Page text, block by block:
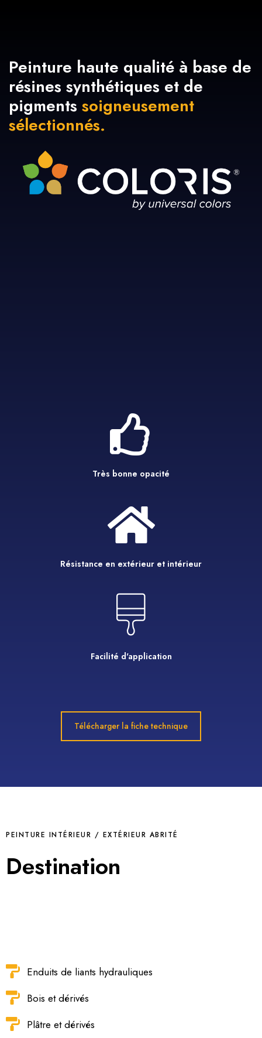
Peinture haute qualité à base de
résines synthétiques et de
pigments soigneusement
sélectionnés.
Très bonne opacité
Résistance en extérieur et intérieur
Facilité d'application
Télécharger la fiche technique
PEINTURE INTÉRIEUR / EXTÉRIEUR ABRITÉ
Destination
Enduits de liants hydrauliques
Bois et dérivés
Plâtre et dérivés